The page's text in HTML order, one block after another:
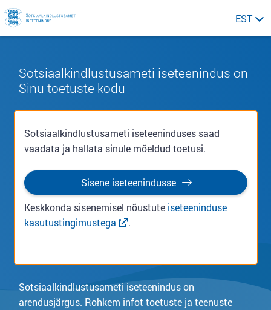
Suur rõõm, et tulid meie iseteenindusse! Meie iseteenindus
EST
Sotsiaalkindlustusameti iseteenindus on
Sinu toetuste kodu
Sotsiaalkindlustusameti iseteeninduses saad
vaadata ja hallata sinule mõeldud toetusi.
Sisene iseteenindusse
Keskkonda sisenemisel nõustute iseteeninduse
kasutustingimustega
.
Sotsiaalkindlustusameti iseteenindus on
arendusjärgus. Rohkem infot toetuste ja teenuste